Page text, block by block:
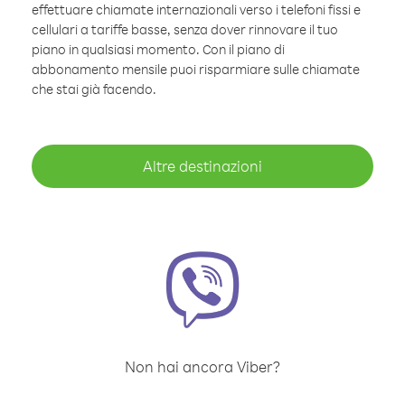
effettuare chiamate internazionali verso i telefoni fissi e
cellulari a tariffe basse, senza dover rinnovare il tuo
piano in qualsiasi momento. Con il piano di
abbonamento mensile puoi risparmiare sulle chiamate
che stai già facendo.
Altre destinazioni
Non hai ancora Viber?